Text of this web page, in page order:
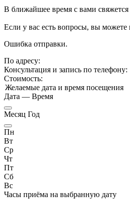
В ближайшее время с вами
Если у вас есть вопросы, вы
Ошибка отправки.
По адресу:
Консультация и запись по телефону:
Стоимость:
Желаемые дата и время посещения
Дата — Время
Месяц Год
Пн
Вт
Ср
Чт
Пт
Сб
Вс
Часы приёма на выбранную дату